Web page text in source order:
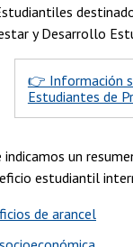
y Desarrollo
👉 Información
Estudiantes de
indicamos un
estudiantil
de arancel